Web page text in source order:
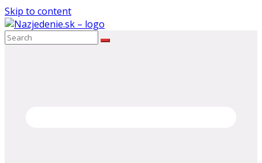
Skip to content